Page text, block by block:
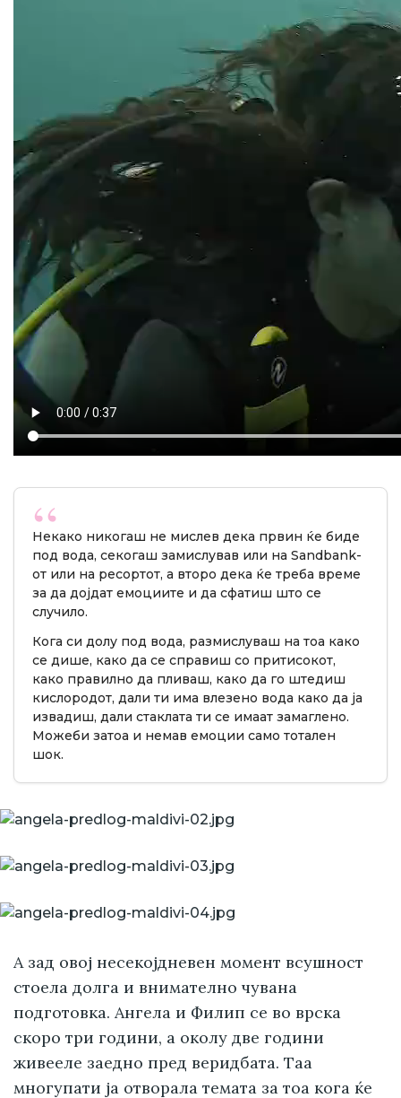
Некако никогаш не мислев дека првин ќе биде
под вода, секогаш замислував или на Sandbank-
от или на ресортот, а второ дека ќе треба време
за да дојдат емоциите и да сфатиш што се
случило.
Кога си долу под вода, размислуваш на тоа како
се дише, како да се справиш со притисокот,
како правилно да пливаш, како да го штедиш
кислородот, дали ти има влезено вода како да ја
извадиш, дали стаклата ти се имаат замаглено.
Можеби затоа и немав емоции само тотален
шок.
А зад овој несекојдневен момент всушност
стоела долга и внимателно чувана
подготовка. Ангела и Филип се во врска
скоро три години, а околу две години
живееле заедно пред веридбата. Таа
многупати ја отворала темата за тоа кога ќе